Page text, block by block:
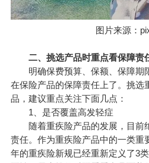
图片来源：
二、挑选产品时重点看保障责
明确保费预算、保额、保障期
在保险产品的保障责任上了。挑选
品，建议重点关注下面几点：
1、是否覆盖高发轻症
随着重疾险产品的发展，目前
责任。作为重疾险产品中的一类重
年的重疾险新规已经重新定义了3